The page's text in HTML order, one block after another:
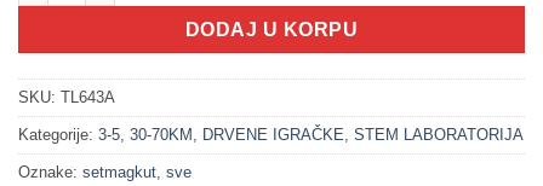
DODAJ U KORPU
SKU: TL643A
Kategorije: 3-5 30-70KM DRVENE IGRAČKE STEM LABORATORIJA
Oznake: setmagkut sve